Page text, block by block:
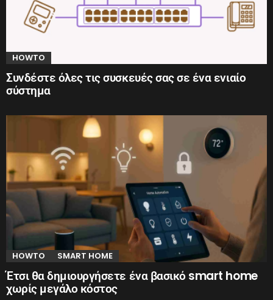
HOWTO
Συνδέστε όλες τις συσκευές σας σε ένα ενιαίο
σύστημα
HOWTO SMART HOME
Έτσι θα δημιουργήσετε ένα βασικό smart home
χωρίς μεγάλο κόστος